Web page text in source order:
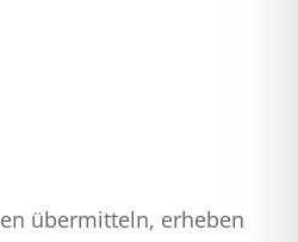
übermitteln, erheben